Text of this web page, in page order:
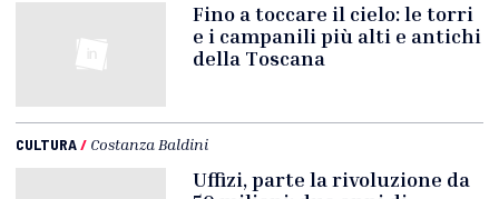
Fino a toccare il cielo: le torri
e i campanili più alti e antichi
della Toscana
CULTURA/ Costanza Baldini
Uffizi, parte la rivoluzione da